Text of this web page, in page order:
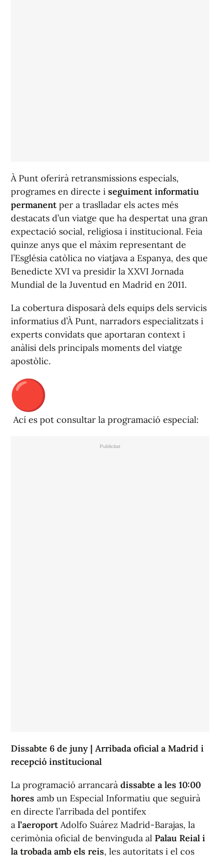
À Punt oferirà retransmissions especials,
programes en directe i seguiment informatiu
permanentper a traslladar els actes més
destacats d’un viatge que ha despertat una gran
expectació social, religiosa i institucional. Feia
quinze anys que el màxim representant de
l’Església catòlica no viatjava a Espanya, des que
Benedicte XVI va presidir la XXVI Jornada
Mundial de la Juventud en Madrid en 2011.
La cobertura disposarà dels equips dels servicis
informatius d’À Punt, narradors especialitzats i
experts convidats que aportaran context i
anàlisi dels principals moments del viatge
apostòlic.
Ací es pot consultar la programació especial:
Dissabte 6 de juny | Arribada oficial a Madrid i
recepció institucional
La programació arrancarà dissabte a les 10:00
hores amb un Especial Informatiu que seguirà
en directe l’arribada del pontífex
a l’aeroportAdolfo Suárez Madrid-Barajas, la
cerimònia oficial de benvinguda al Palau Reial i
la trobada amb els reis, les autoritats i el cos